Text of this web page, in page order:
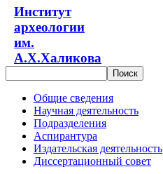
Институт
археологии
им.
А.Х.Халикова
Общие сведения
Научная деятельность
Подразделения
Аспирантура
Издательская деятельность
Диссертационный совет